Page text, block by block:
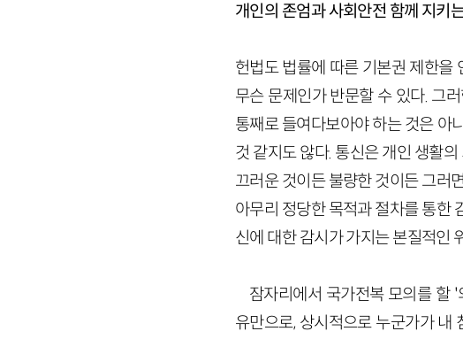
개인의 존엄과 사회안전 함께 지키
헌법도 법률에 따른 기본권 제한을
무슨 문제인가 반문할 수 있다. 그
통째로 들여다보아야 하는 것은 아
것 같지도 않다. 통신은 개인 생활
끄러운 것이든 불량한 것이든 그러
아무리 정당한 목적과 절차를 통한
신에 대한 감시가 가지는 본질적인
잠자리에서 국가전복 모의를 할 '
유만으로, 상시적으로 누군가가 내